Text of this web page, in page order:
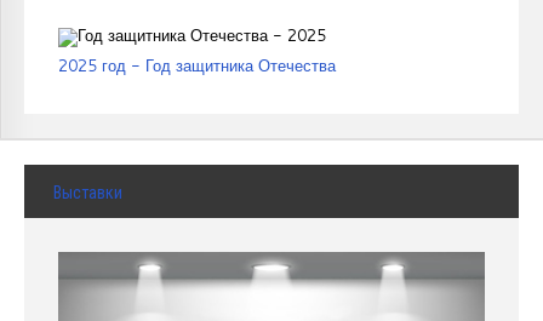
2025 год - Год защитника Отечества
Выставки